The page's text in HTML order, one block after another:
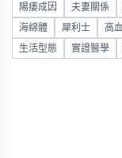
陽痿成因 夫妻關係
海綿體 犀利士 高
生活型態 實證醫學